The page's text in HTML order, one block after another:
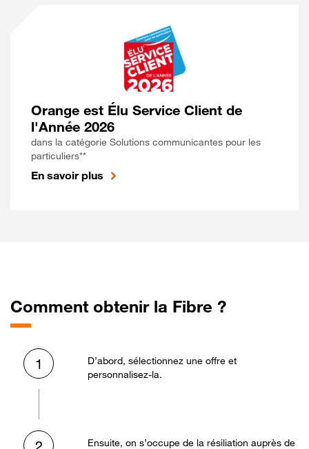
Orange est Élu Service Client de
l'Année 2026
dans la catégorie Solutions communicantes pour les
particuliers**
En savoir plus
Comment obtenir la Fibre ?
1
D’abord, sélectionnez une offre et
personnalisez-la.
Ensuite, on s’occupe de la résiliation auprès de